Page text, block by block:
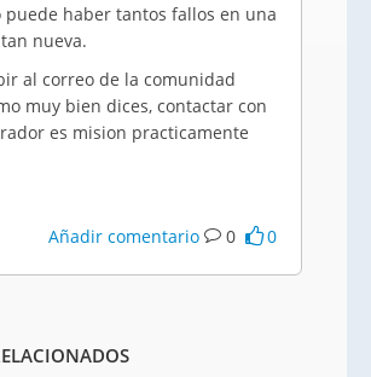
puede haber tantos fallos en una
nueva.
al correo de la comunidad
muy bien dices, contactar con
es mision practicamente
Añadir comentario 0 0